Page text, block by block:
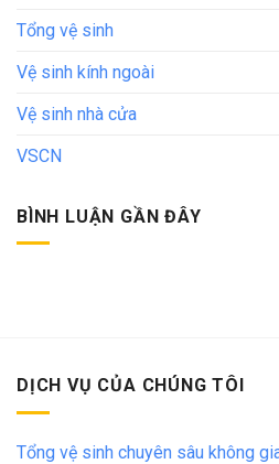
Tổng vệ sinh
Vệ sinh kính ngoài
Vệ sinh nhà cửa
VSCN
BÌNH LUẬN GẦN ĐÂY
DỊCH VỤ CỦA CHÚNG TÔI
Tổng vệ sinh chuyên sâu không